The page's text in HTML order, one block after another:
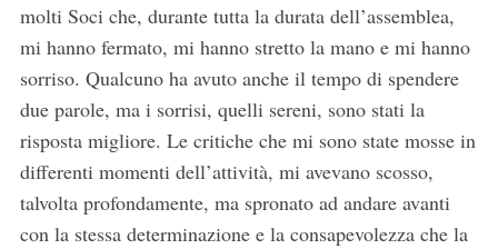
molti Soci che, durante tutta la durata dell’assemblea,
mi hanno fermato, mi hanno stretto la mano e mi hanno
sorriso. Qualcuno ha avuto anche il tempo di spendere
due parole, ma i sorrisi, quelli sereni, sono stati la
risposta migliore. Le critiche che mi sono state mosse in
differenti momenti dell’attività, mi avevano scosso,
talvolta profondamente, ma spronato ad andare avanti
con la stessa determinazione e la consapevolezza che la